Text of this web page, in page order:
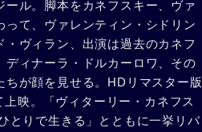
ル。脚本をカネフスキー、ヴァ
て、ヴァレンティン・シドリン
ヴィラン、出演は過去のカネフ
ィナーラ・ドルカーロワ、その
が顔を見せる。HDリマスター版
映。「ヴィターリー・カネフス
とりで生きる」とともに一挙リバ